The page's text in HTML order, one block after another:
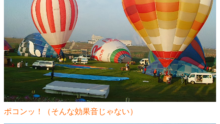
ポコンッ！（そんな効果音じゃない）